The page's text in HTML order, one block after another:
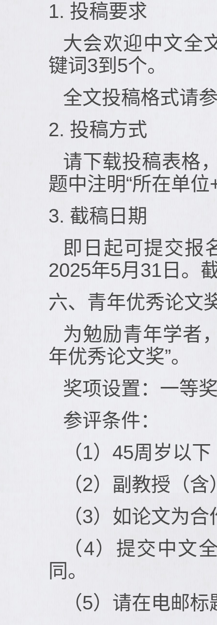
1. 投稿要求
大会欢迎中文全
键词3到5个。
全文投稿格式请
2. 投稿方式
请下载投稿表格
题中注明“所在单
3. 截稿日期
即日起可提交报
2025年5月31日。
六、青年优秀论文
为勉励青年学者
年优秀论文奖”。
奖项设置：一等
参评条件：
（1）45周岁以
（2）副教授（
（3）如论文为
（4）提交中文
同。
（5）请在电邮